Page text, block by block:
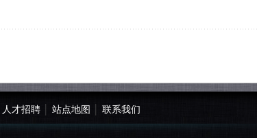
人才招聘 站点地图 联系我们